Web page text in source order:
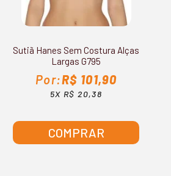
Sutiã Hanes Sem Costura Alças
Largas G795
R$ 101,90
5X R$ 20,38
COMPRAR